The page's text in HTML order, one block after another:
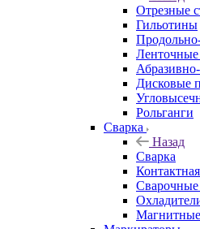
Отрезные
Гильотины
Дисковые
Рольганги
Сварка
Назад
Сварка